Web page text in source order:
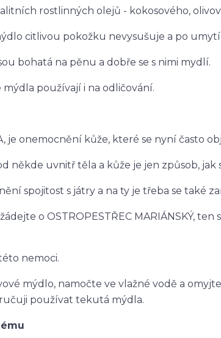
rostlinných olejů - kokosového,
citlivou pokožku nevysušuje a po
bohatá na pěnu a dobře se s nimi mydlí.
používají i na odličování.
je onemocnění kůže, které se nyní často
někde uvnitř těla a kůže je jen způsob, jak
spojitost s játry a na ty je třeba se také
o OSTROPESTŘEC MARIÁNSKÝ, ten
nemoci.
mýdlo, namočte ve vlažné vodě a
používat tekutá mýdla.